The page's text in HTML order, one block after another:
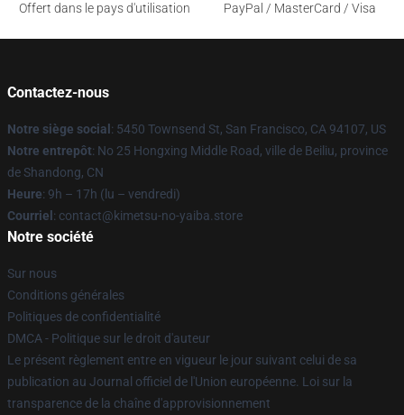
Offert dans le pays d'utilisation
PayPal / MasterCard / Visa
Contactez-nous
Notre siège social : 5450 Townsend St, San Francisco, CA 94107, US
Notre entrepôt: No 25 Hongxing Middle Road, ville de Beiliu, province
de Shandong, CN
Heure: 9h – 17h (lu – vendredi)
Courriel : contact@kimetsu-no-yaiba.store
Notre société
Sur nous
Conditions générales
Politiques de confidentialité
DMCA - Politique sur le droit d'auteur
Le présent règlement entre en vigueur le jour suivant celui de sa
publication au Journal officiel de l'Union européenne. Loi sur la
transparence de la chaîne d'approvisionnement